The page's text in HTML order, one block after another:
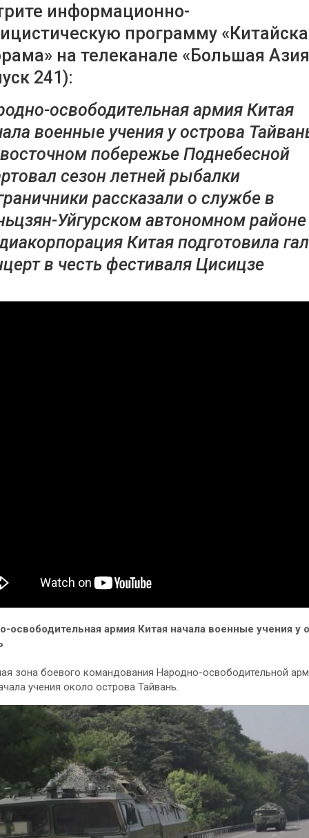
информационно-
программу
на телеканале «Большая
241):
освободительная армия Китая
военные учения у острова
побережье Поднебесной
сезон летней рыбалки
рассказали о службе в
Уйгурском автономном районе
Китая подготовила
в честь фестиваля Цисицзе
освободительная армия Китая начала военные учения у
зона боевого командования Народно-освободительной
учения около острова Тайвань.